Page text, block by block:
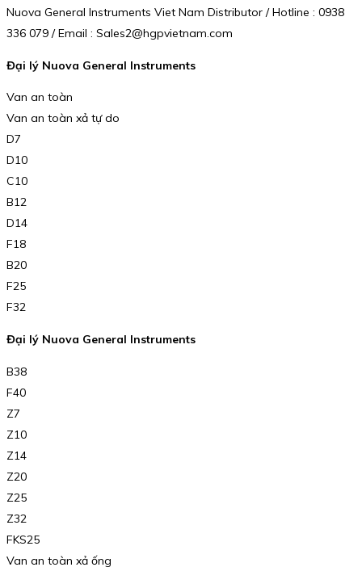
Nuova General Instruments Viet Nam Distributor / Hotline : 0938
336 079 / Email : Sales2@hgpvietnam.com
Đại lý Nuova General Instruments
Van an toàn
Van an toàn xả tự do
D7
D10
C10
B12
D14
F18
B20
F25
F32
Đại lý Nuova General Instruments
B38
F40
Z7
Z10
Z14
Z20
Z25
Z32
FKS25
Van an toàn xả ống